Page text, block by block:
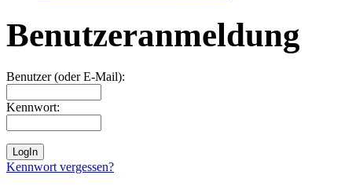
Benutzeranmeldung
Benutzer (oder E-Mail):
Kennwort:
Kennwort vergessen?